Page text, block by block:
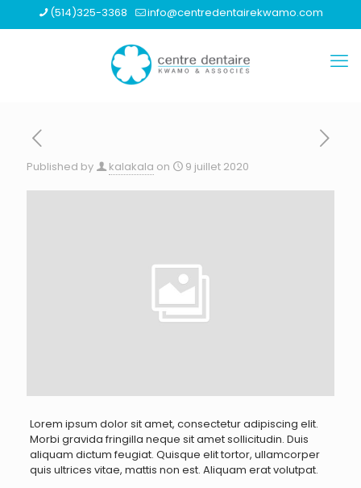
(514)325-3368 info@centredentairekwamo.com
Published by kalakala on 9 juillet 2020
Lorem ipsum dolor sit amet, consectetur adipiscing elit.
Morbi gravida fringilla neque sit amet sollicitudin. Duis
aliquam dictum feugiat. Quisque elit tortor, ullamcorper
quis ultrices vitae, mattis non est. Aliquam erat volutpat.